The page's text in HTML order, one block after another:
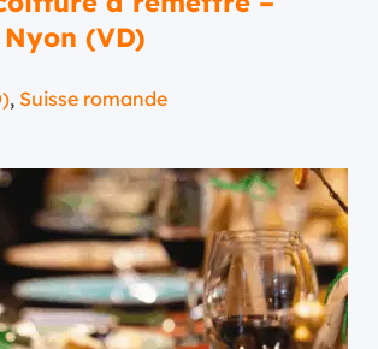
(VD)
, Suisse romande